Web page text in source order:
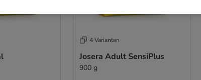
4 Varianten
Josera Adult SensiPlus
900 g